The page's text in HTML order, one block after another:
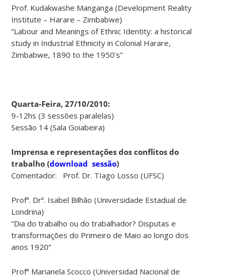
Prof. Kudakwashe Manganga (Development Reality
Institute – Harare – Zimbabwe)
“Labour and Meanings of Ethnic Identity: a historical
study in Industrial Ethnicity in Colonial Harare,
Zimbabwe, 1890 to the 1950’s”
Quarta-Feira, 27/10/2010:
9-12hs (3 sessões paralelas)
Sessão 14 (Sala Goiabeira)
Imprensa e representações dos conflitos do
trabalho(download sessão)
Comentador: Prof. Dr. TIago Losso (UFSC)
Profª. Drª. Isabel Bilhão (Universidade Estadual de
Londrina)
“Dia do trabalho ou do trabalhador? Disputas e
transformações do Primeiro de Maio ao longo dos
anos 1920”
Profª Marianela Scocco (Universidad Nacional de